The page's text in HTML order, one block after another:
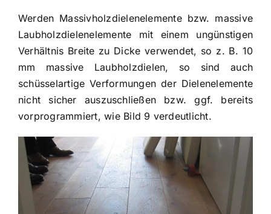
Werden Massivholzdielenelemente bzw. massive
Laubholzdielenelemente mit einem ungünstigen
Verhältnis Breite zu Dicke verwendet, so z. B. 10
mm massive Laubholzdielen, so sind auch
schüsselartige Verformungen der Dielenelemente
nicht sicher auszuschließen bzw. ggf. bereits
vorprogrammiert, wie Bild 9 verdeutlicht.